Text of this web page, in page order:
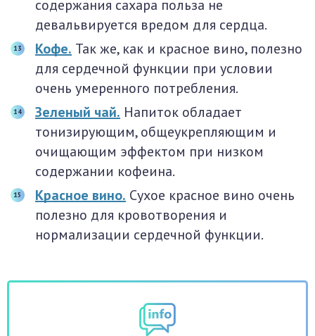
содержания сахара польза не
девальвируется вредом для сердца.
Кофе. Так же, как и красное вино, полезно
для сердечной функции при условии
очень умеренного потребления.
Зеленый чай. Напиток обладает
тонизирующим, общеукрепляющим и
очищающим эффектом при низком
содержании кофеина.
Красное вино. Сухое красное вино очень
полезно для кровотворения и
нормализации сердечной функции.